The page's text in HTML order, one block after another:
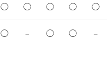
◯ ◯ ◯ ◯ ◯
◯ － ◯ ◯ －